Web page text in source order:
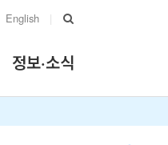
English |
정보·소식